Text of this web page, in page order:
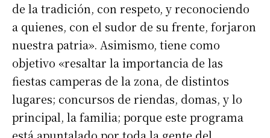
de la tradición, con respeto, y reconociendo
a quienes, con el sudor de su frente, forjaron
nuestra patria». Asimismo, tiene como
objetivo «resaltar la importancia de las
fiestas camperas de la zona, de distintos
lugares; concursos de riendas, domas, y lo
principal, la familia; porque este programa